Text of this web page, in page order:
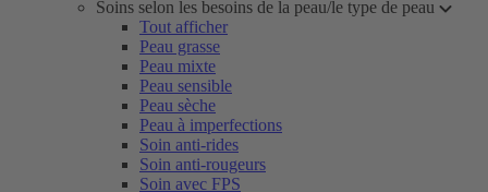
Soins selon les besoins de la peau/le type de peau
Tout afficher
Peau grasse
Peau mixte
Peau sensible
Peau sèche
Peau à imperfections
Soin anti-rides
Soin anti-rougeurs
Soin avec FPS